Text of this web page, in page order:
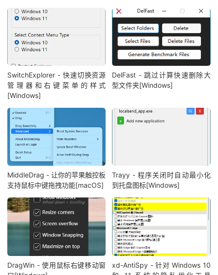
SwitchExplorer - 快速切换资源
管理器和右键菜单的样式
[Windows]
DelFast - 跳过计算快速删除大
型文件夹[Windows]
MiddleDrag - 让你的苹果触控板
支持鼠标中键拖拽功能[macOS]
Trayy - 程序关闭时自动最小化
到托盘图标[Windows]
DragWin - 使用鼠标右键移动窗
xd-AntiSpy - 针对 Windows 10